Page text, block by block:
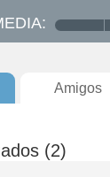
Amigos
(2)